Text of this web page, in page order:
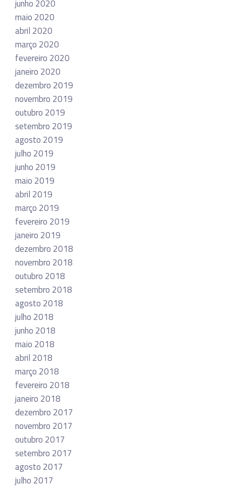
junho 2020
maio 2020
abril 2020
março 2020
fevereiro 2020
janeiro 2020
dezembro 2019
novembro 2019
outubro 2019
setembro 2019
agosto 2019
julho 2019
junho 2019
maio 2019
abril 2019
março 2019
fevereiro 2019
janeiro 2019
dezembro 2018
novembro 2018
outubro 2018
setembro 2018
agosto 2018
julho 2018
junho 2018
maio 2018
abril 2018
março 2018
fevereiro 2018
janeiro 2018
dezembro 2017
novembro 2017
outubro 2017
setembro 2017
agosto 2017
julho 2017